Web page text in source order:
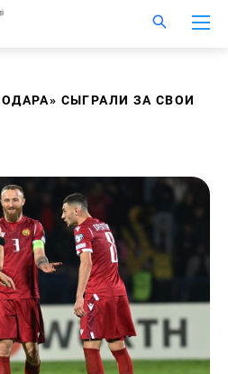
СЫГРАЛИ ЗА СВОИ